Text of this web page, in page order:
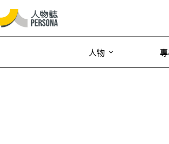
人物 專